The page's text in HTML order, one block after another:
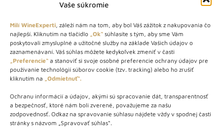
Vaše súkromie
Milí WineExperti, záleží nám na tom, aby bol Váš zážitok z nakupovania čo
najlepší. Kliknutím na tlačidlo „Ok“ súhlasíte s tým, aby sme Vám
poskytovali zmysluplné a užitočné služby na základe Vašich údajov o
zaznamenávaní. Váš súhlas môžete kedykoľvek zmeniť v časti
„Preferencie“ a stanoviť si svoje osobné preferencie ochrany údajov pre
používanie technológií súborov cookie (tzv. tracking) alebo ho zrušiť
kliknutím na „Odmietnuť“.
Ochranu informácií a údajov, akými sú spracovanie dát, transparentnosť
a bezpečnosť, ktoré nám boli zverené, považujeme za našu
zodpovednosť. Odkaz na spravovanie súhlasu nájdete vždy v spodnej časti
stránky s názvom „Spravovať súhlas“.
O NÁS
STORE – obchod s vínom a destilátmi od roku 2010. Na našej
webovej stránke predávame viac ako 1000+ značkových
produktov.
Info tel.: +421 917 779 888
Vínotéka: +421 917 888 879
Vínotéka: Bratislavská 49/B, Bratislava 841 06